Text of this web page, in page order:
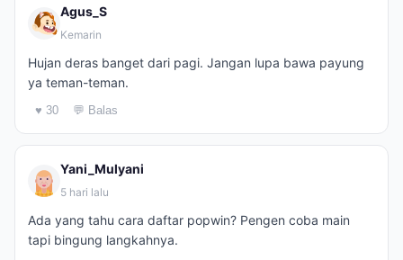
Agus_S
Kemarin
Hujan deras banget dari pagi. Jangan lupa bawa payung
ya teman-teman.
♥ 30 💬 Balas
Yani_Mulyani
5 hari lalu
Ada yang tahu cara daftar popwin? Pengen coba main
tapi bingung langkahnya.